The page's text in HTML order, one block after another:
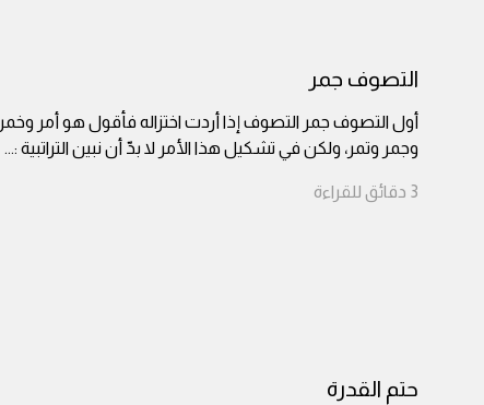
التصوف جمر
أول التصوف جمر التصوف إذا أردت اختزاله فأقول هو أمر وخمر
وجمر وتمر، ولكن في تشكيل هذا الأمر لا بدّ أن نبين التراتبية :...
3 دقائق للقراءة
حتم القدرة